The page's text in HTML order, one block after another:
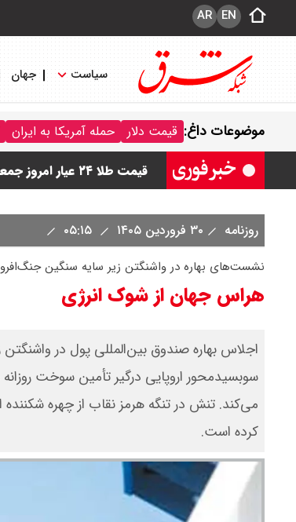
EN
AR
سیاست جهان
موضوعات داغ: قیمت دلار حمله آمریکا به ایران
قیمت دینار عراق امروز جمعه ۱۶ مرداد ۱۴۰۵ اعلام شد + جدول
قیمت سکه امامی امروز جمعه ۱۶ مرداد ۱۴۰۵ اعلام شد/ کاهش
قیمت طلا ۲۴ عیار امروز جمعه ۱۶ مرداد ۱۴۰۵/ صعود طلا ادامه‌دار شد
قیمت نفت امروز جمعه ۱۶ مرداد ۱۴۰۵ / نفت صعودی شد + جدول
روزنامه ۳۰ فروردین ۱۴۰۵
نشست‌های بهاره در واشنگتن زیر سایه سنگین
هراس جهان از شوک انرژی
اجلاس بهاره صندوق بین‌المللی پول در
سوبسیدمحور اروپایی درگیر تأمین سوخت روزانه
می‌کند. تنش در تنگه هرمز نقاب از چهره
کرده است.